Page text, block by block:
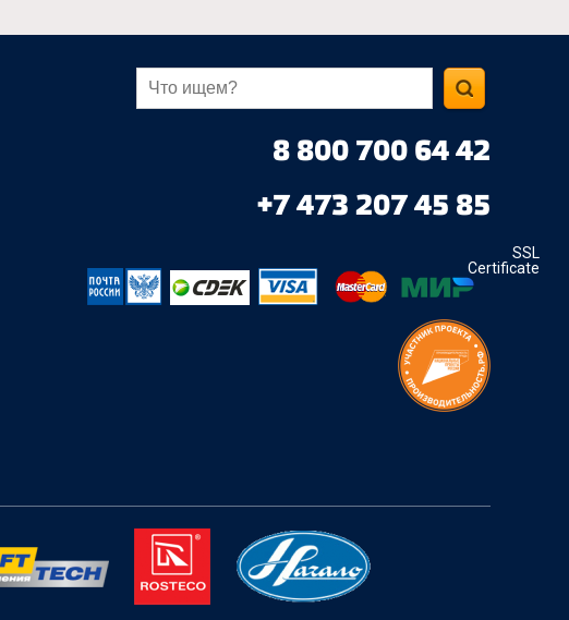
8 800 700 64 42
+7 473 207 45 85
SSL
Certificate